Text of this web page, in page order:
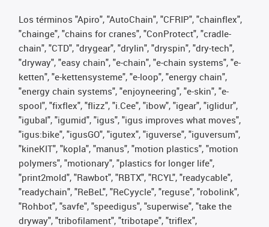
Los términos "Apiro", "AutoChain", "CFRIP", "chainflex",
"chainge", "chains for cranes", "ConProtect", "cradle-
chain", "CTD", "drygear", "drylin", "dryspin", "dry-tech",
"dryway", "easy chain", "e-chain", "e-chain systems", "e-
ketten", "e-kettensysteme", "e-loop", "energy chain",
"energy chain systems", "enjoyneering", "e-skin", "e-
spool", "fixflex", "flizz", "i.Cee", "ibow", "igear", "iglidur",
"igubal", "igumid", "igus", "igus improves what moves",
"igus:bike", "igusGO", "igutex", "iguverse", "iguversum",
"kineKIT", "kopla", "manus", "motion plastics", "motion
polymers", "motionary", "plastics for longer life",
"print2mold", "Rawbot", "RBTX", "RCYL", "readycable",
"readychain", "ReBeL", "ReCyycle", "reguse", "robolink",
"Rohbot", "savfe", "speedigus", "superwise", "take the
dryway", "tribofilament", "tribotape", "triflex",